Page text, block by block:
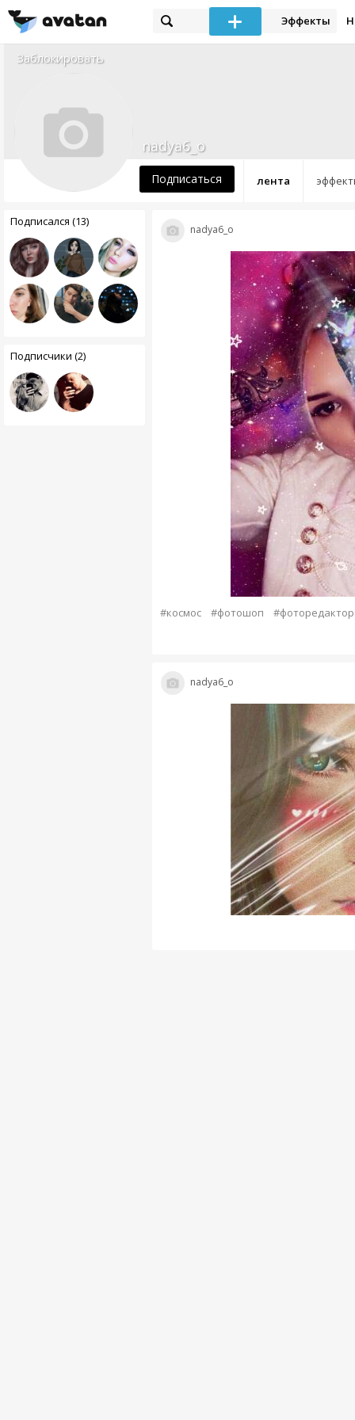
Эффекты
Заблокировать
лента
nadya6_o
Подписаться
Подписался (13)
Подписчики (2)
nadya6_o
#космос #фотошоп #фоторедактор
nadya6_o